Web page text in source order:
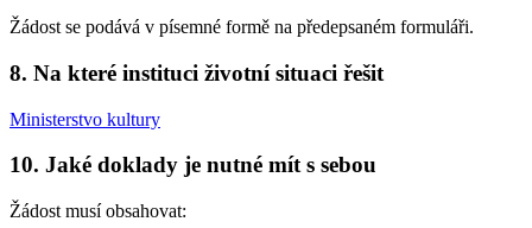
Žádost se podává v písemné formě na předepsaném formuláři.
8. Na které instituci životní situaci řešit
Ministerstvo kultury
10. Jaké doklady je nutné mít s sebou
Žádost musí obsahovat: